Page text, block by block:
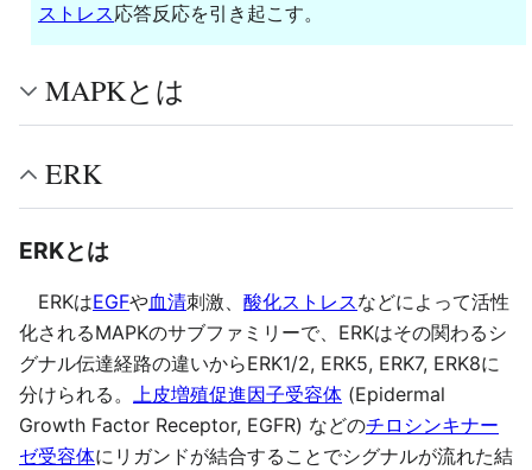
ストレス応答反応を引き起こす。
MAPKとは
ERK
ERKとは
ERKはEGFや血清刺激、 酸化ストレスなどによって活性
化されるMAPKのサブファミリーで、ERKはその関わるシ
グナル伝達経路の違いからERK1/2, ERK5, ERK7, ERK8に
分けられる。 上皮増殖促進因子受容体 (Epidermal
Growth Factor Receptor, EGFR) などのチロシンキナー
ゼ受容体にリガンドが結合することでシグナルが流れた結